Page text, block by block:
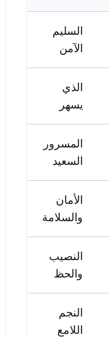
السليم
الآمن
الذي
يسهر
المسرور
السعيد
الأمان
والسلامة
النصيب
والحظ
النجم
اللامع